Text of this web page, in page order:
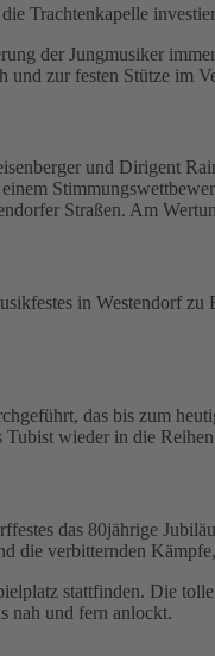
Trachtenkapelle
der Jungmusiker
zur festen Stütze im
und Dirigent
Straßen. Am
in Westendorf
das bis zum
wieder in die
das 80jährige
die verbitternden
stattfinden. Die
nah und fern anlockt.